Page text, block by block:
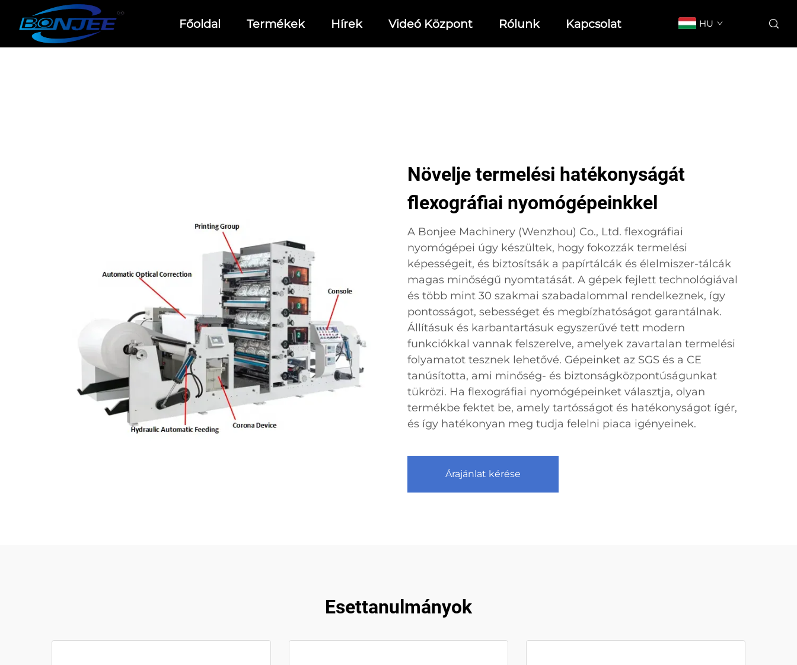
Főoldal Termékek Hírek Videó Központ Rólunk Kapcsolat HU
Növelje termelési hatékonyságát
flexográfiai nyomógépeinkkel
A Bonjee Machinery (Wenzhou) Co., Ltd. flexográfiai
nyomógépei úgy készültek, hogy fokozzák termelési
képességeit, és biztosítsák a papírtálcák és élelmiszer-tálcák
magas minőségű nyomtatását. A gépek fejlett technológiával
és több mint 30 szakmai szabadalommal rendelkeznek, így
pontosságot, sebességet és megbízhatóságot garantálnak.
Állításuk és karbantartásuk egyszerűvé tett modern
funkciókkal vannak felszerelve, amelyek zavartalan termelési
folyamatot tesznek lehetővé. Gépeinket az SGS és a CE
tanúsította, ami minőség- és biztonságközpontúságunkat
tükrözi. Ha flexográfiai nyomógépeinket választja, olyan
termékbe fektet be, amely tartósságot és hatékonyságot ígér,
és így hatékonyan meg tudja felelni piaca igényeinek.
Árajánlat kérése
Esettanulmányok